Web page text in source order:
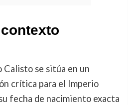
Calisto se sitúa en un
crítica para el Imperio
fecha de nacimiento exacta